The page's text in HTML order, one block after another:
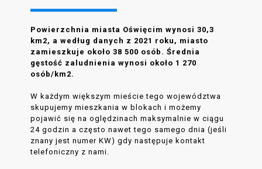
Powierzchnia miasta Oświęcim wynosi 30,3
km2, a według danych z 2021 roku, miasto
zamieszkuje około 38 500 osób. Średnia
gęstość zaludnienia wynosi około 1 270
osób/km2.
W każdym większym mieście tego województwa
skupujemy mieszkania w blokach i możemy
pojawić się na oględzinach maksymalnie w ciągu
24 godzin a często nawet tego samego dnia (jeśli
znany jest numer KW) gdy następuje kontakt
telefoniczny z nami.